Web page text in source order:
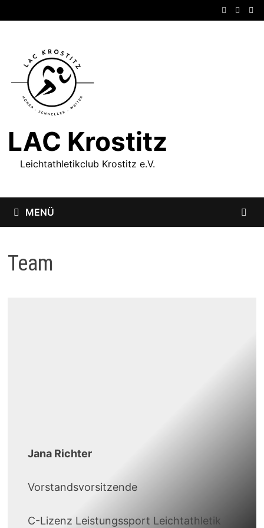
Inhalt
LAC Krostitz
Leichtathletikclub Krostitz e.V.
MENÜ
Team
Jana Richter
Vorstandsvorsitzende
C-Lizenz Leistungssport Leichtathletik